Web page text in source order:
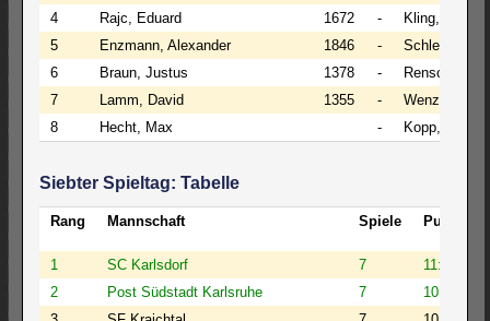
4
Rajc, Eduard 1672 -
Kling, Simon
5
Enzmann, Alexander 1846 -
Schleicher,
6
Braun, Justus 1378 -
Rensch,
7
Lamm, David 1355 -
Wenzel,
8
Hecht, Max - Kopp, David
Siebter Spieltag: Tabelle
Rang Mannschaft Spiele Punkte
1 SC Karlsdorf 7
11:3
2
Post Südstadt Karlsruhe 7
10:4